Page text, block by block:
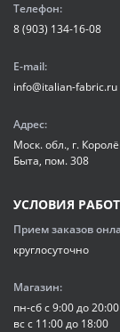
Телефон:
8 (903) 134-16-08
E-mail:
info@italian-fabric.ru
Адрес:
Моск. обл., г.
Быта, пом. 308
УСЛОВИЯ
Прием заказов
круглосуточно
Магазин:
пн-сб с 9:00 до 20:00
вс с 11:00 до 18:00